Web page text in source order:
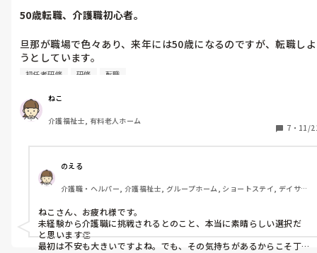
んだか悲しいです。
50歳転職、介護職初心者。
旦那が職場で色々あり、来年には50歳になるのですが、転職しよ
うとしています。
初任者研修はこれからです。
とがありません。条件面で、旦那は特養を選びがちです。
旦那はまったく畑違いの仕事をしてきたので、かなり不安がある
ようです。
私が結婚前に勤めていた老人ホームは入職前の研修がしっかりし
ており、働きはじめてからもOJTがしっかり組まれてました。月
1回の会議で独り立ち後もテーマごとの研修がありかなり勉強に
なりました。
私は不器用で普通なら3ヶ月のところ、半年かかって独り立ちし
ましたが、長い目で見ていただき、なんとかなりました。
特養施設でも同じような感じでしょうか？(もちろん、施設によ
て全く違うと思いますが)
未経験の新人から働いてて大変だった面など、教えて頂けると助
初任者研修 研修 転職
ねこ
介護福祉士, 有料老人ホーム
7 ・ 11/
のえる
介護職・ヘルパー, 介護福祉士, グループホーム, ショートステイ, デイサー
ねこさん、お疲れ様です。
未経験から介護職に挑戦されるとのこと、本当に素晴らしい選択だ
と思います👏
最初は不安も大きいですよね。でも、その気持ちがあるからこそ丁